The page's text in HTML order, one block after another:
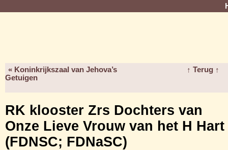
« Koninkrijkszaal van Jehova’s
Getuigen
↑ Terug ↑
RK klooster Zrs Dochters van
Onze Lieve Vrouw van het H Hart
(FDNSC; FDNaSC)